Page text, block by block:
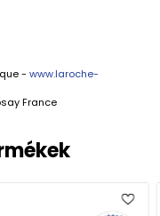
- www.laroche-
France